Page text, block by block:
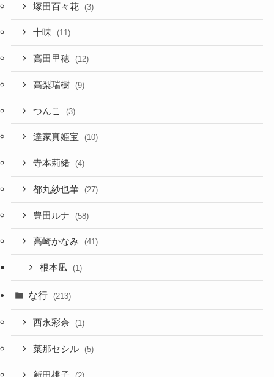
塚田百々花 (3)
十味 (11)
高田里穂 (12)
高梨瑞樹 (9)
つんこ (3)
達家真姫宝 (10)
寺本莉緒 (4)
都丸紗也華 (27)
豊田ルナ (58)
高崎かなみ (41)
根本凪 (1)
な行 (213)
西永彩奈 (1)
菜那セシル (5)
新田桃子